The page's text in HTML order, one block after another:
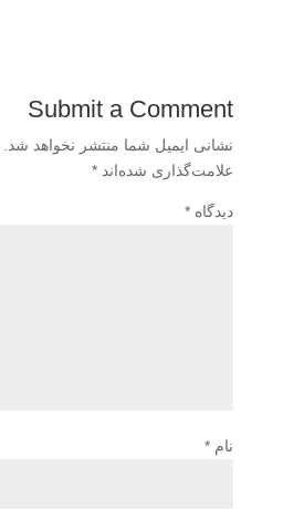
Submit a Comment
نشانی ایمیل شما منتشر نخواهد شد.
علامت‌گذاری شده‌اند *
دیدگاه *
نام *